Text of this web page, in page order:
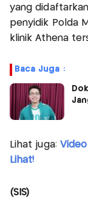
yang
penyidik Polda
klinik Athena
Baca Juga :
Lihat juga: Video
Lihat!
(SIS)